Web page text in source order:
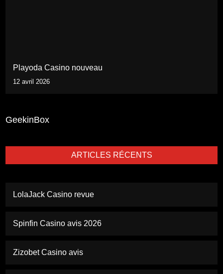
Playoda Casino nouveau
12 avril 2026
GeekinBox
ARTICLES RÉCENTS
LolaJack Casino revue
Spinfin Casino avis 2026
Zizobet Casino avis